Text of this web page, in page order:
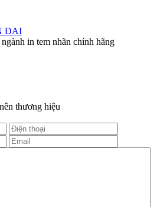
ĐẠI
in tem nhãn chính hãng
thương hiệu